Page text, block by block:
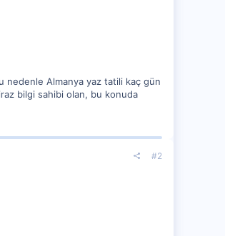
nedenle Almanya yaz tatili kaç gün
bilgi sahibi olan, bu konuda
#2